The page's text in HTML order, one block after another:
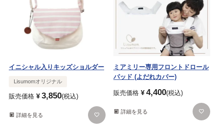
イニシャル入りキッズショルダー
Lisumomオリジナル
販売価格 ¥3,850 税込
詳細を見る
ミアミリー専用フロントドロール
パッド (よだれカバー)
販売価格 ¥4,400 税込
詳細を見る